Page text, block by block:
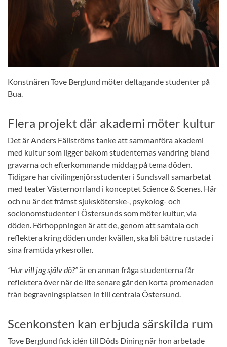
Konstnären Tove Berglund möter deltagande studenter på
Bua.
Flera projekt där akademi möter kultur
Det är Anders Fällströms tanke att sammanföra akademi
med kultur som ligger bakom studenternas vandring bland
gravarna och efterkommande middag på tema döden.
Tidigare har civilingenjörsstudenter i Sundsvall samarbetat
med teater Västernorrland i konceptet Science & Scenes. Här
och nu är det främst sjuksköterske-, psykolog- och
socionomstudenter i Östersunds som möter kultur, via
döden. Förhoppningen är att de, genom att samtala och
reflektera kring döden under kvällen, ska bli bättre rustade i
sina framtida yrkesroller.
”Hur vill jag själv dö?”är en annan fråga studenterna får
reflektera över när de lite senare går den korta promenaden
från begravningsplatsen in till centrala Östersund.
Scenkonsten kan erbjuda särskilda rum
Tove Berglund fick idén till Döds Dining när hon arbetade